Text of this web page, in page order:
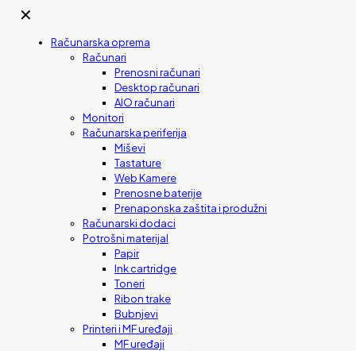
✕
Računarska oprema
Računari
Prenosni računari
Desktop računari
AIO računari
Monitori
Računarska periferija
Miševi
Tastature
Web Kamere
Prenosne baterije
Prenaponska zaštita i produžni
Računarski dodaci
Potrošni materijal
Papir
Ink cartridge
Toneri
Ribon trake
Bubnjevi
Printeri i MF uređaji
MF uređaji